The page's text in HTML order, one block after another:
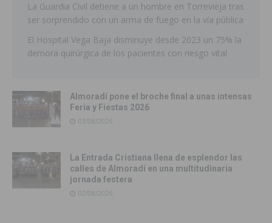
La Guardia Civil detiene a un hombre en Torrevieja tras
ser sorprendido con un arma de fuego en la vía pública
El Hospital Vega Baja disminuye desde 2023 un 75% la
demora quirúrgica de los pacientes con riesgo vital
Almoradí pone el broche final a unas intensas
Feria y Fiestas 2026
03/08/2026
La Entrada Cristiana llena de esplendor las
calles de Almoradí en una multitudinaria
jornada festera
02/08/2026